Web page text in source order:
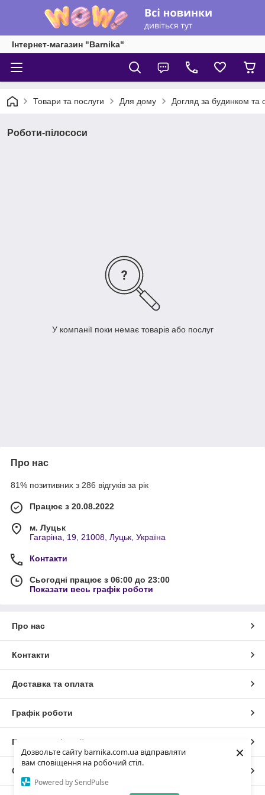
Дозвольте сайту barnika.com.ua відправляти
вам сповіщення на робочий стіл.
Powered by SendPulse
×
Інтернет-магазин "Barnika"
Товари та послуги Для дому Догляд за будинком та
Роботи-пілососи
У компанії поки немає товарів або послуг
Про нас
81% позитивних з 286 відгуків за рік
Працює з 20.08.2022
м. Луцьк
Гагаріна, 19, 21008, Луцьк, Україна
Контакти
Сьогодні працює з 06:00 до 23:00
Показати весь графік роботи
Про нас
Контакти
Доставка та оплата
Графік роботи
Повна версія сайту
Сайт створено на маркетплейсі